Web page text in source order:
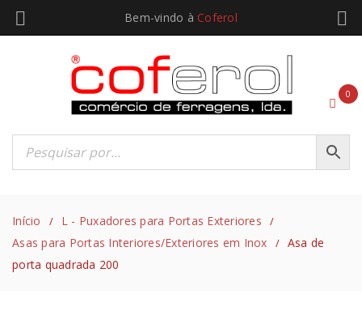
Bem-vindo à Coferol
0
Início / L - Puxadores para Portas Exteriores /
Asas para Portas Interiores/Exteriores em Inox /
Asa de
porta quadrada 200